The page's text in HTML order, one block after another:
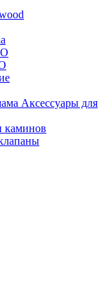
Аксессуары для
каминов